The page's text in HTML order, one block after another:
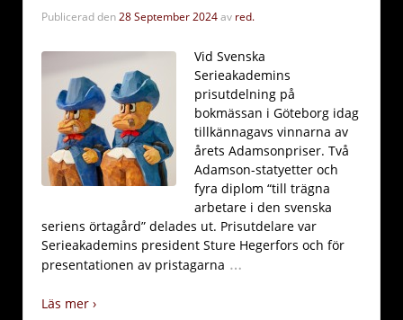
Publicerad den28 September 2024av red.
Vid Svenska
Serieakademins
prisutdelning på
bokmässan i Göteborg idag
tillkännagavs vinnarna av
årets Adamsonpriser. Två
Adamson-statyetter och
fyra diplom “till trägna
arbetare i den svenska
seriens örtagård” delades ut. Prisutdelare var
Serieakademins president Sture Hegerfors och för
presentationen av pristagarna …
Läs mer ›